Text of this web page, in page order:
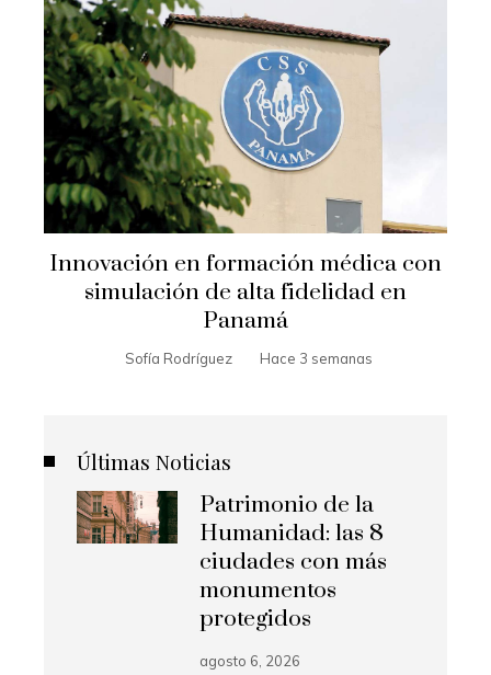
Innovación en formación médica con
simulación de alta fidelidad en
Panamá
Sofía Rodríguez Hace 3 semanas
Últimas Noticias
Patrimonio de la
Humanidad: las 8
ciudades con más
monumentos
protegidos
agosto 6, 2026